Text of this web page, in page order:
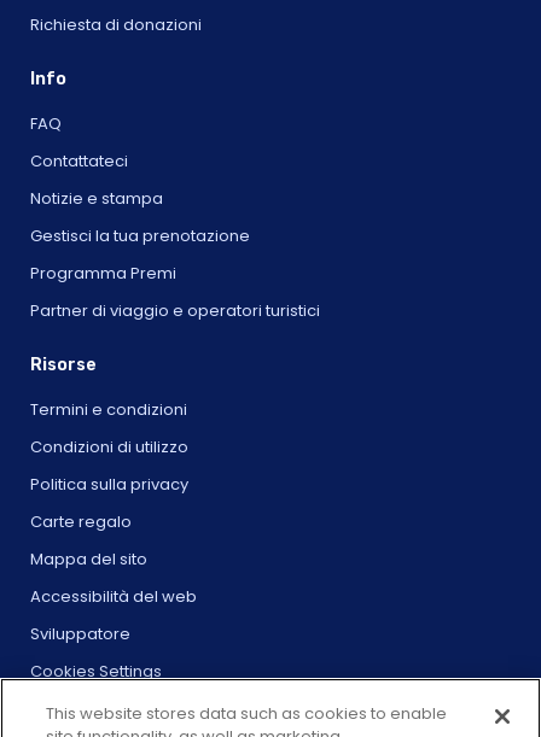
Richiesta di donazioni
Info
FAQ
Contattateci
Notizie e stampa
Gestisci la tua prenotazione
Programma Premi
Partner di viaggio e operatori turistici
Risorse
Termini e condizioni
Condizioni di utilizzo
Politica sulla privacy
Carte regalo
Mappa del sito
Accessibilità del web
Sviluppatore
Cookies Settings
This website stores data such as cookies to enable